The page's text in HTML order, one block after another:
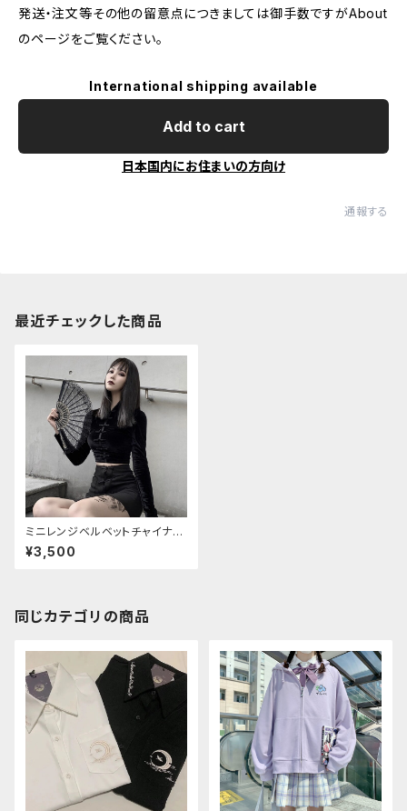
発送・注文等その他の留意点につきましては御手数ですがAbout
のページをご覧ください。
International shipping available
Add to cart
日本国内にお住まいの方向け
通報する
最近チェックした商品
ミニレンジベルベットチャイナシ
ャツ（長袖）
¥3,500
同じカテゴリの商品